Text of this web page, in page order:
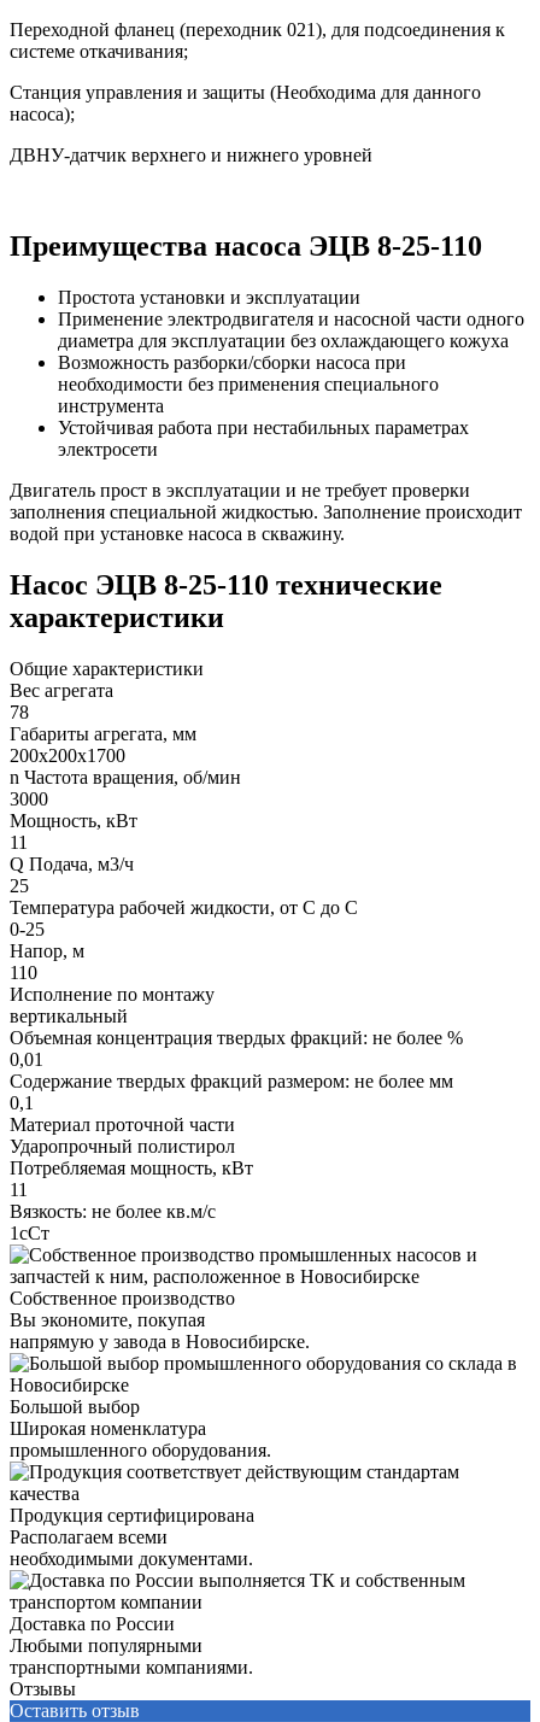
Переходной фланец (переходник 021), для подсоединения к
системе откачивания;
Станция управления и защиты (Необходима для данного
насоса);
ДВНУ-датчик верхнего и нижнего уровней
Преимущества насоса ЭЦВ 8-25-110
Простота установки и эксплуатации
Применение электродвигателя и насосной части одного
диаметра для эксплуатации без охлаждающего кожуха
Возможность разборки/сборки насоса при
необходимости без применения специального
инструмента
Устойчивая работа при нестабильных параметрах
электросети
Двигатель прост в эксплуатации и не требует проверки
заполнения специальной жидкостью. Заполнение происходит
водой при установке насоса в скважину.
Насос ЭЦВ 8-25-110 технические
характеристики
Общие характеристики
Вес агрегата
78
Габариты агрегата, мм
200х200х1700
n Частота вращения, об/мин
3000
Мощность, кВт
11
Q Подача, м3/ч
25
Температура рабочей жидкости, от С до С
0-25
Напор, м
110
Исполнение по монтажу
вертикальный
Объемная концентрация твердых фракций: не более %
0,01
Содержание твердых фракций размером: не более мм
0,1
Материал проточной части
Ударопрочный полистирол
Потребляемая мощность, кВт
11
Вязкость: не более кв.м/с
1сСт
Собственное производство
Вы экономите, покупая
напрямую у завода в Новосибирске.
Большой выбор
Широкая номенклатура
промышленного оборудования.
Продукция сертифицирована
Располагаем всеми
необходимыми документами.
Доставка по России
Любыми популярными
транспортными компаниями.
Отзывы
Оставить отзыв